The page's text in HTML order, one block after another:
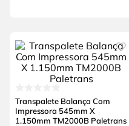
Transpalete Balança Com
Impressora 545mm X
1.150mm TM2000B Paletrans